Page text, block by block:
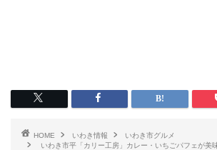
HOME いわき情報
いわき市グルメ
いわき市平「カリー工房」カレー・いちごパフェが美